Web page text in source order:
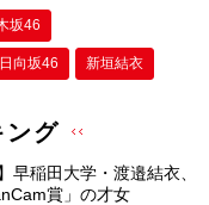
坂46
日向坂46 新垣結衣
ング
早稲田大学・渡邉結衣、
賞」の才女